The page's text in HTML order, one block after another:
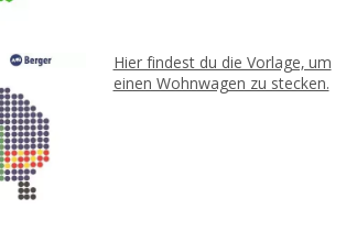
Hier findest du die Vorlage, um
einen Wohnwagen zu stecken.